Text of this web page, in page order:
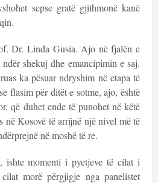
sepse gratë gjithmonë kanë
Dr. Linda Gusia. Ajo në fjalën e
shekuj dhe emancipimin e saj.
ka pësuar ndryshim në etapa të
flasim për ditët e sotme, ajo, është
që duhet ende të punohet në këtë
në Kosovë të arrijnë një nivel më të
në moshë të re.
ishte momenti i pyetjeve të cilat i
morë përgjigje nga panelistet